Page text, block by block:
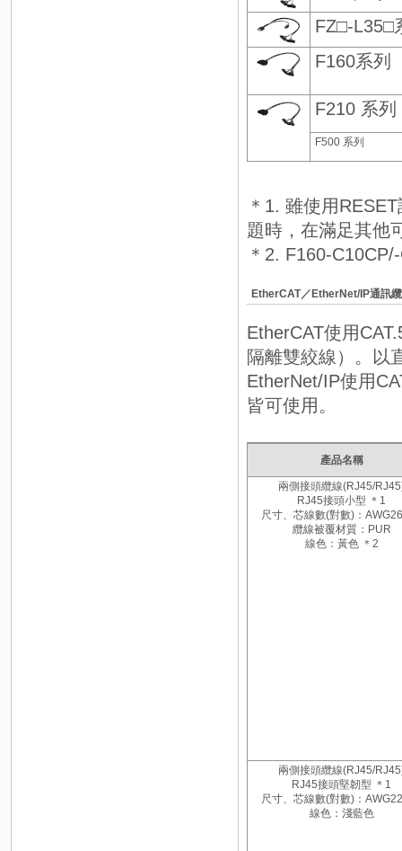
FZ□-L35□
F160系列
F210 系列
F500 系列
＊1. 雖使用
題時，在滿足其他
＊2. F160-
EtherCAT／EtherNet/IP通訊
EtherCAT使用
隔離雙絞線）。以
EtherNet/IP使用
皆可使用。
產品名稱
兩側接頭纜線(RJ45/
RJ45接頭小型 ＊1
尺寸、芯線數(對數)：
纜線被覆材質：PUR
線色：黃色 ＊2
兩側接頭纜線(RJ45/
RJ45接頭堅韌型 ＊1
尺寸、芯線數(對數)：
線色：淺藍色